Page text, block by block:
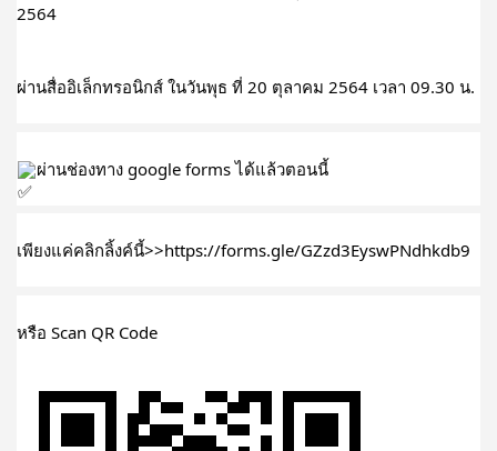
2564
ผ่านสื่ออิเล็กทรอนิกส์ ในวันพุธ ที่ 20 ตุลาคม 2564 เวลา 09.30 น.
ผ่านช่องทาง google forms ได้แล้วตอนนี้
เพียงแค่คลิกลิ้งค์นี้>>https://forms.gle/GZzd3EyswPNdhkdb9
หรือ Scan QR Code